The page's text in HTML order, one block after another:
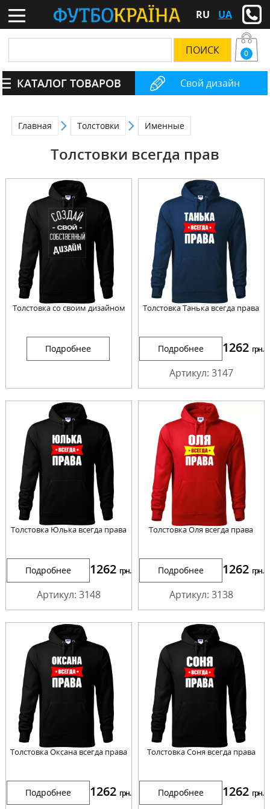
RU UA
Свой дизайн
0
КАТАЛОГ ТОВАРОВ
Главная Толстовки Именные
Толстовки всегда прав
Толстовка со своим дизайном
Подробнее
Толстовка Танька всегда права
Подробнее 1262 грн.
Артикул: 3147
Толстовка Юлька всегда права
Подробнее 1262 грн.
Артикул: 3148
Толстовка Оля всегда права
Подробнее 1262 грн.
Артикул: 3138
Толстовка Оксана всегда права
Подробнее 1262 грн.
Толстовка Соня всегда права
Подробнее 1262 грн.